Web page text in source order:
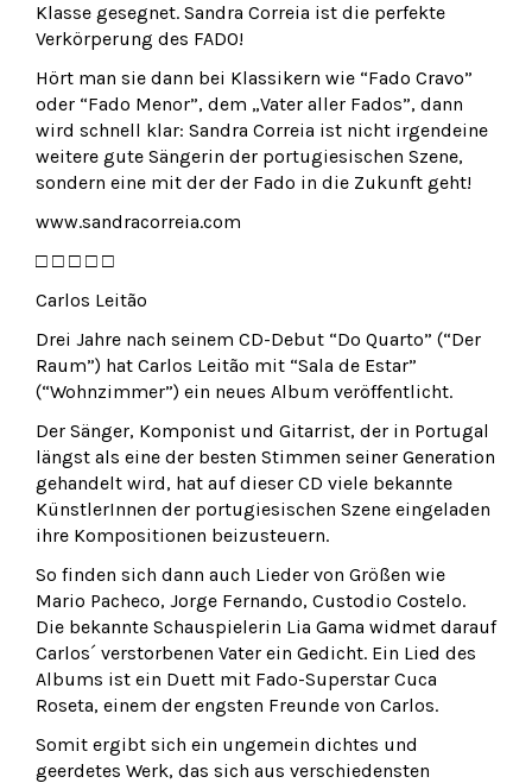
Klasse gesegnet. Sandra Correia ist die perfekte
Verkörperung des FADO!
Hört man sie dann bei Klassikern wie “Fado Cravo”
oder “Fado Menor”, dem „Vater aller Fados”, dann
wird schnell klar: Sandra Correia ist nicht irgendeine
weitere gute Sängerin der portugiesischen Szene,
sondern eine mit der der Fado in die Zukunft geht!
www.sandracorreia.com
□ □ □ □ □
Carlos Leitão
Drei Jahre nach seinem CD-Debut “Do Quarto” (“Der
Raum”) hat Carlos Leitão mit “Sala de Estar”
(“Wohnzimmer”) ein neues Album veröffentlicht.
Der Sänger, Komponist und Gitarrist, der in Portugal
längst als eine der besten Stimmen seiner Generation
gehandelt wird, hat auf dieser CD viele bekannte
KünstlerInnen der portugiesischen Szene eingeladen
ihre Kompositionen beizusteuern.
So finden sich dann auch Lieder von Größen wie
Mario Pacheco, Jorge Fernando, Custodio Costelo.
Die bekannte Schauspielerin Lia Gama widmet darauf
Carlos´ verstorbenen Vater ein Gedicht. Ein Lied des
Albums ist ein Duett mit Fado-Superstar Cuca
Roseta, einem der engsten Freunde von Carlos.
Somit ergibt sich ein ungemein dichtes und
geerdetes Werk, das sich aus verschiedensten